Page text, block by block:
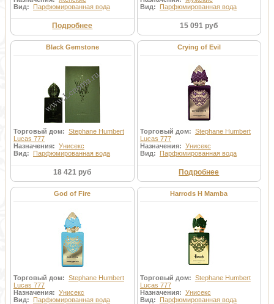
Вид: Парфюмированная вода
Подробнее
Вид: Парфюмированная вода
15 091 руб
Black Gemstone
Торговый дом: Stephane Humbert
Lucas 777
Назначения: Унисекс
Вид: Парфюмированная вода
18 421 руб
Crying of Evil
Торговый дом: Stephane Humbert
Lucas 777
Назначения: Унисекс
Вид: Парфюмированная вода
Подробнее
God of Fire
Торговый дом: Stephane Humbert
Lucas 777
Назначения: Унисекс
Вид: Парфюмированная вода
Harrods H Mamba
Торговый дом: Stephane Humbert
Lucas 777
Назначения: Унисекс
Вид: Парфюмированная вода